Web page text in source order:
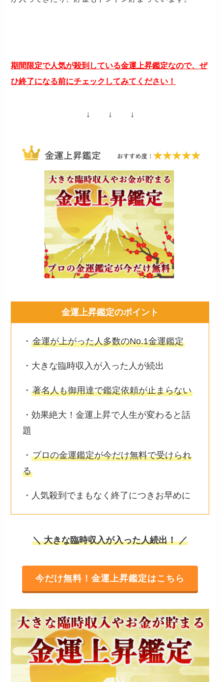
期間限定で人気が殺到している金運上昇鑑定なので、ぜ
ひ終了になる前にチェックしてみてください！
↓ ↓ ↓
金運上昇鑑定のポイント
・ 金運が上がった人多数のNo.1金運鑑定
・大きな臨時収入が入った人が続出
・ 著名人も御用達で鑑定依頼が止まらない
・効果絶大！金運上昇で人生が変わると話
題
・ プロの金運鑑定が今だけ無料で受けられ
る
・人気殺到でまもなく終了につきお早めに
＼ 大きな臨時収入が入った人続出！ ／
今だけ無料！金運上昇鑑定はこちら